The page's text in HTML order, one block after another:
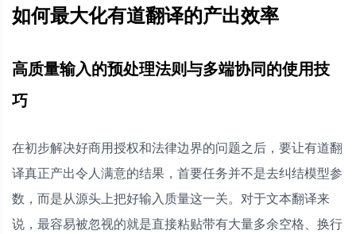
如何最大化有道翻译的产出效率
高质量输入的预处理法则与多端协同的使用技
巧
在初步解决好商用授权和法律边界的问题之后，要让有道翻
译真正产出令人满意的结果，首要任务并不是去纠结模型参
数，而是从源头上把好输入质量这一关。对于文本翻译来
说，最容易被忽视的就是直接粘贴带有大量多余空格、换行